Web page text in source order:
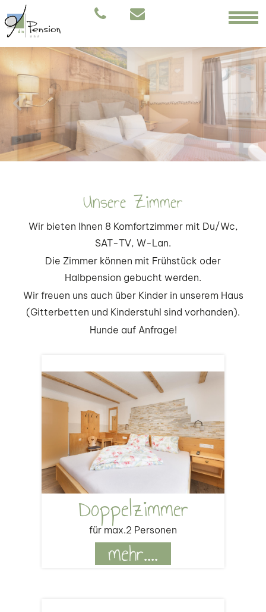
Unsere Zimmer
Wir bieten Ihnen 8 Komfortzimmer mit Du/Wc,
SAT-TV, W-Lan.
Die Zimmer können mit Frühstück oder
Halbpension gebucht werden.
Wir freuen uns auch über Kinder in unserem Haus
(Gitterbetten und Kinderstuhl sind vorhanden).
Hunde auf Anfrage!
Doppelzimmer
für max.2 Personen
mehr....